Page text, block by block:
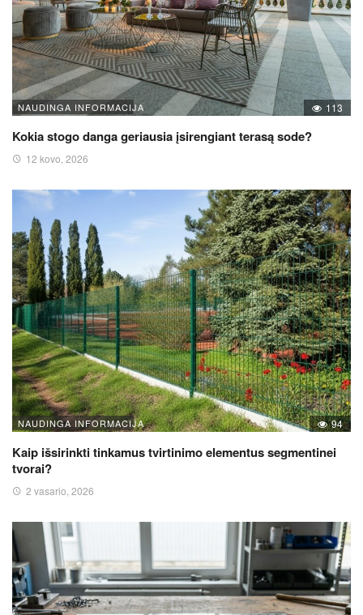
NAUDINGA INFORMACIJA 113
Kokia stogo danga geriausia įsirengiant terasą sode?
12 kovo, 2026
NAUDINGA INFORMACIJA 94
Kaip išsirinkti tinkamus tvirtinimo elementus segmentinei
tvorai?
2 vasario, 2026